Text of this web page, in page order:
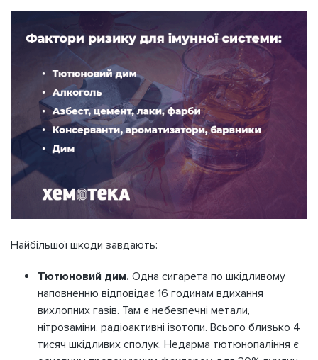
Найбільшої шкоди завдають:
Тютюновий дим. Одна сигарета по шкідливому
наповненню відповідає 16 годинам вдихання
вихлопних газів. Там є небезпечні метали,
нітрозаміни, радіоактивні ізотопи. Всього близько 4
тисяч шкідливих сполук. Недарма тютюнопаління є